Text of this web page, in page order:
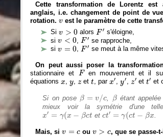
Cette transformation de Lorentz est
anglais, i.e. changement de point de
rotation.v
v est le paramètre de cette
Siv > 0
> alors F ′
F′
s'éloigne,
siv < 0
v <0 , F ′
F′
se rapproche,
siv = 0
v 0 , F ′
F′ se meut à la même
On peut aussi poser la
stationnaire et F
Fen mouvement et il
équationsx
x,y
y, z
z ett
t, parx′
x′,y′
y′, z′
z′ ett′
t′ et
Si on pose β = v/c
β
β
βétant appelée
mieux voir la symétrie d'une
x′ = γ(x − βct
x′=γ(x −βct et ct′ = γ(ct − βx
ct′=γ(c t−βx .
Mais, siv = c
v =c ou v > c
v>c , que se passe-